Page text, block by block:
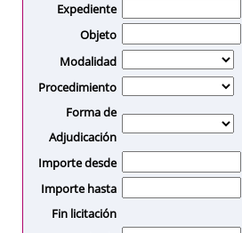
Expediente
Objeto
Modalidad
Procedimiento
Forma de
Adjudicación
Importe desde
Importe hasta
Fin licitación